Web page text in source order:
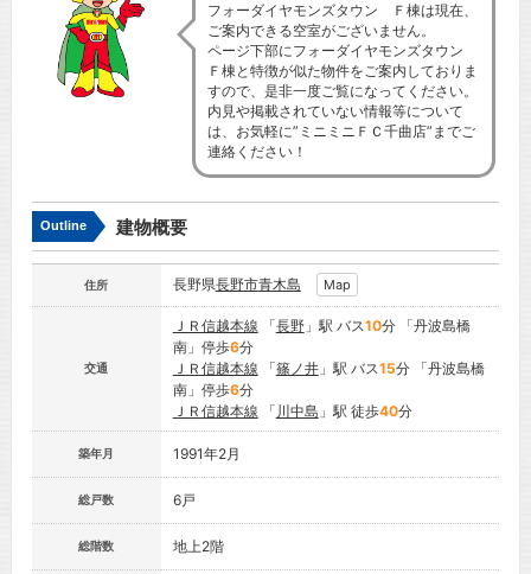
フォーダイヤモンズタウン Ｆ棟は現在、
ご案内できる空室がございません。
ページ下部にフォーダイヤモンズタウン
Ｆ棟と特徴が似た物件をご案内しておりま
すので、是非一度ご覧になってください。
内見や掲載されていない情報等について
は、お気軽に”ミニミニＦＣ千曲店”までご
連絡ください！
Outline 建物概要
住所 長野県長野市青木島 Map
交通
ＪＲ信越本線 「長野」駅 バス10分 「丹波島橋
南」停歩6分
ＪＲ信越本線 「篠ノ井」駅 バス15分 「丹波島橋
南」停歩6分
ＪＲ信越本線 「 川中島 」駅 徒歩40分
築年月 1991年2月
総戸数 6戸
総階数 地上2階